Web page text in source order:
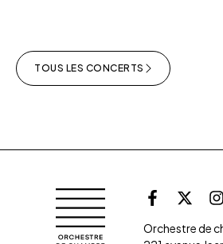
TOUS LES CONCERTS
Orchestre de
Facebook
X
Orchestre de